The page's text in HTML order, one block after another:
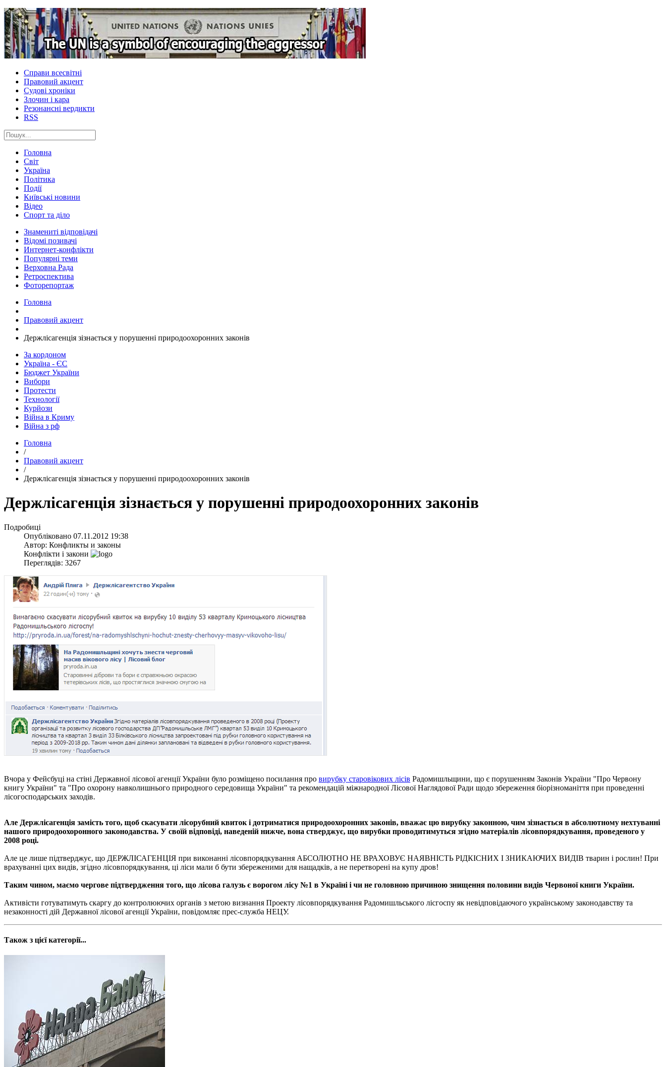
Справи всесвітні
Правовий акцент
Судові хроніки
Злочин і кара
Резонансні вердикти
RSS
Головна
Світ
Україна
Політика
Події
Київські новини
Відео
Спорт та діло
Знамениті відповідачі
Відомі позивачі
Интернет-конфлікти
Популярні теми
Верховна Рада
Ретроспектива
Фоторепортаж
Головна
Правовий акцент
Держлісагенція зізнається у порушенні природоохоронних законів
За кордоном
Україна - ЄС
Бюджет України
Вибори
Протести
Технології
Курйози
Війна в Криму
Війна з рф
Головна
/
Правовий акцент
/
Держлісагенція зізнається у порушенні природоохоронних законів
Держлісагенція зізнається у порушенні природоохоронних законів
Подробиці
Опубліковано 07.11.2012 19:38
Автор: Конфликты и законы
Конфлікти і закони
Переглядів: 3267
Вчора у Фейсбуці на стіні Державної лісової агенції України було розміщено посилання про вирубку старовікових лісів Радомишльщини, що є порушенням Законів України "Про Червону
книгу України" та "Про охорону навколишнього природного середовища України" та рекомендацій міжнародної Лісової Наглядової Ради щодо збереження біорізноманіття при проведенні
лісогосподарських заходів.
Але Держлісагенція замість того, щоб скасувати лісорубний квиток і дотриматися природоохоронних законів, вважає цю вирубку законною, чим зізнається в абсолютному нехтуванні
нашого природоохоронного законодавства. У своїй відповіді, наведеній нижче, вона стверджує, що вирубки проводитимуться згідно матеріалів лісовпорядкування, проведеного у
2008 році.
Але це лише підтверджує, що ДЕРЖЛІСАГЕНЦІЯ при виконанні лісовпорядкування АБСОЛЮТНО НЕ ВРАХОВУЄ НАЯВНІСТЬ РІДКІСНИХ І ЗНИКАЮЧИХ ВИДІВ тварин і рослин! При
врахуванні цих видів, згідно лісовпорядкування, ці ліси мали б бути збереженими для нащадків, а не перетворені на купу дров!
Таким чином, маємо чергове підтвердження того, що лісова галузь є ворогом лісу №1 в Україні і чи не головною причиною знищення половини видів Червоної книги України.
Активісти готуватимуть скаргу до контролюючих органів з метою визнання Проекту лісовпорядкування Радомишльського лісгоспу як невідповідаючого українському законодавству та
незаконності дій Державної лісової агенції України, повідомляє прес-служба НЕЦУ.
Також з цієї категорії...